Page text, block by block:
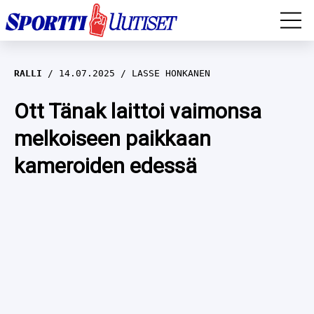
EM-YLEISURHEILU
JÄÄKIEKKO
YLEISURHEILU
WILMA HELTELÄ
TALVILAJIT
RALLI 14.07.2025 LASSE HONKANEN
Ott Tänak laittoi vaimonsa
melkoiseen paikkaan
kameroiden edessä